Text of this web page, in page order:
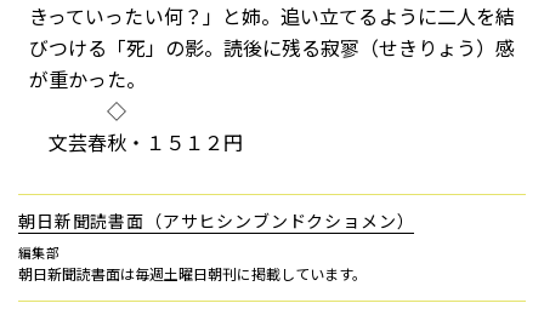
きっていったい何？」と姉。追い立てるように二人を結
びつける「死」の影。読後に残る寂寥（せきりょう）感
が重かった。
◇
文芸春秋・１５１２円
朝日新聞読書面（アサヒシンブンドクショメン）
編集部
朝日新聞読書面は毎週土曜日朝刊に掲載しています。